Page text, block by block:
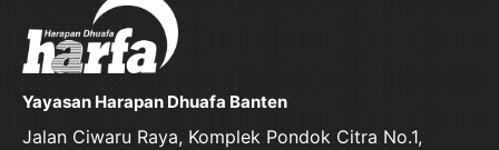
Yayasan Harapan Dhuafa Banten
Jalan Ciwaru Raya, Komplek Pondok Citra No.1,